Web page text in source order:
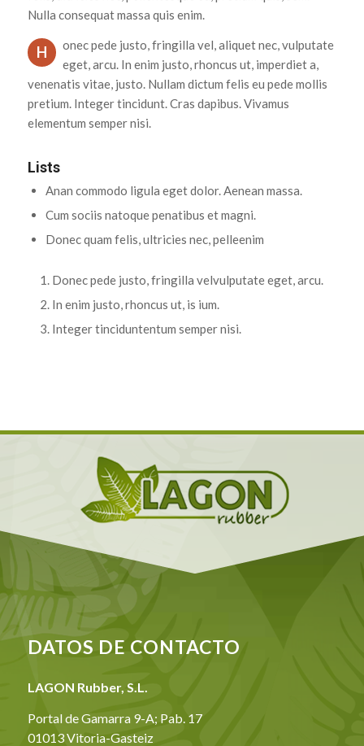
Nulla consequat massa quis enim.
H
onec pede justo, fringilla vel, aliquet nec, vulputate
eget, arcu. In enim justo, rhoncus ut, imperdiet a,
venenatis vitae, justo. Nullam dictum felis eu pede mollis
pretium. Integer tincidunt. Cras dapibus. Vivamus
elementum semper nisi.
Lists
Anan commodo ligula eget dolor. Aenean massa.
Cum sociis natoque penatibus et magni.
Donec quam felis, ultricies nec, pelleenim
Donec pede justo, fringilla velvulputate eget, arcu.
In enim justo, rhoncus ut, is ium.
Integer tinciduntentum semper nisi.
DATOS DE CONTACTO
LAGON Rubber, S.L.
Portal de Gamarra 9-A; Pab. 17
01013 Vitoria-Gasteiz